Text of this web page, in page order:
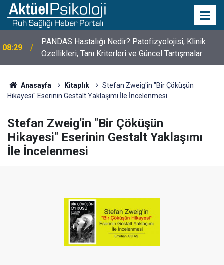
08:29
PANDAS Hastalığı Nedir? Patofizyolojisi, Klinik
Özellikleri, Tanı Kriterleri ve Güncel Tartışmalar
Anasayfa Kitaplık
Stefan Zweig'in "Bir Çöküşün
Hikayesi" Eserinin Gestalt Yaklaşımı İle İncelenmesi
Stefan Zweig'in "Bir Çöküşün
Hikayesi" Eserinin Gestalt Yaklaşımı
İle İncelenmesi